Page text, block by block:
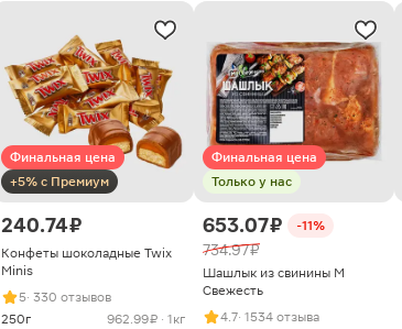
Финальная цена
+5% с Премиум
240.74 ₽
Конфеты шоколадные Twix
Minis
5· 330 отзывов
250г
962.99 ₽ · 1кг
Финальная цена
Только у нас
653.07 ₽ -11%
734.97 ₽
Шашлык из свинины М
Свежесть
4.7· 1534 отзыва